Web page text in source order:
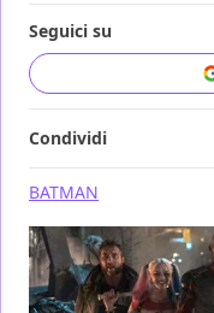
Seguici su
Condividi
BATMAN